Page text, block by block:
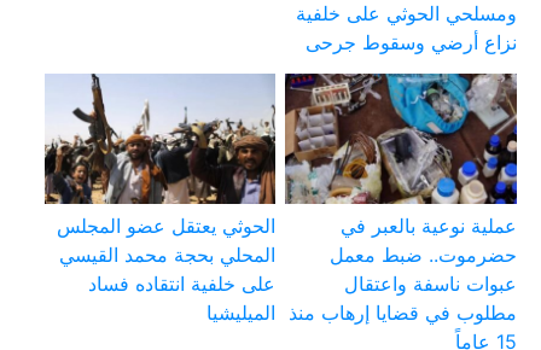
ومسلحي الحوثي على خلفية
نزاع أرضي وسقوط جرحى
عملية نوعية بالعبر في
حضرموت.. ضبط معمل
عبوات ناسفة واعتقال
مطلوب في قضايا إرهاب منذ
15 عاماً
الحوثي يعتقل عضو المجلس
المحلي بحجة محمد القيسي
على خلفية انتقاده فساد
الميليشيا